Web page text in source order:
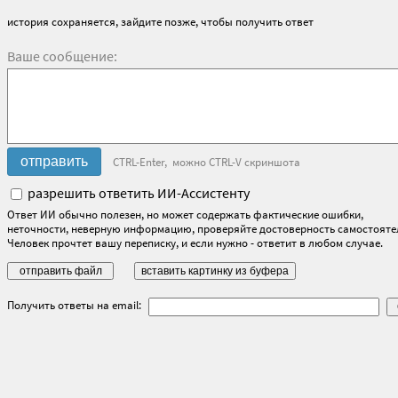
история сохраняется, зайдите позже, чтобы получить ответ
Ваше сообщение:
CTRL-Enter, можно CTRL-V скриншота
разрешить ответить ИИ-Ассистенту
Ответ ИИ обычно полезен, но может содержать фактические ошибки,
неточности, неверную информацию, проверяйте достоверность
Человек прочтет вашу переписку, и если нужно - ответит в любом случае.
Получить ответы на email: